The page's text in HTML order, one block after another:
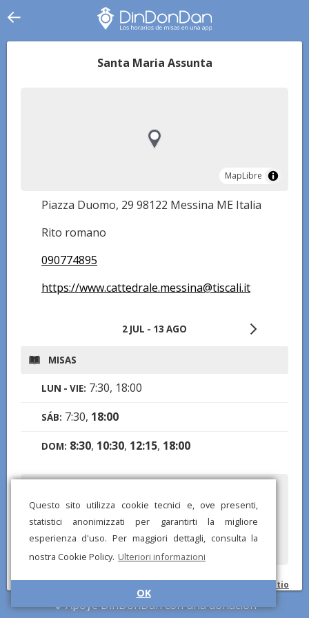
Questo sito utilizza cookie tecnici e, ove presenti,
statistici anonimizzati per garantirti la migliore
esperienza d'uso. Per maggiori dettagli, consulta la
nostra Cookie Policy. Ulteriori informazioni
OK
Santa Maria Assunta
MapLibre
MapLibre
Piazza Duomo, 29 98122 Messina ME Italia
Rito romano
090774895
https://www.cattedrale.messina@tiscali.it
2 JUL - 13 AGO
MISAS
LUN - VIE: 7:30, 18:00
SÁB: 7:30, 18:00
DOM: 8:30, 10:30, 12:15, 18:00
DinDonDan para enviar correcciones!
Agrega a tu sitio
web
Apoye DinDonDan con una donación